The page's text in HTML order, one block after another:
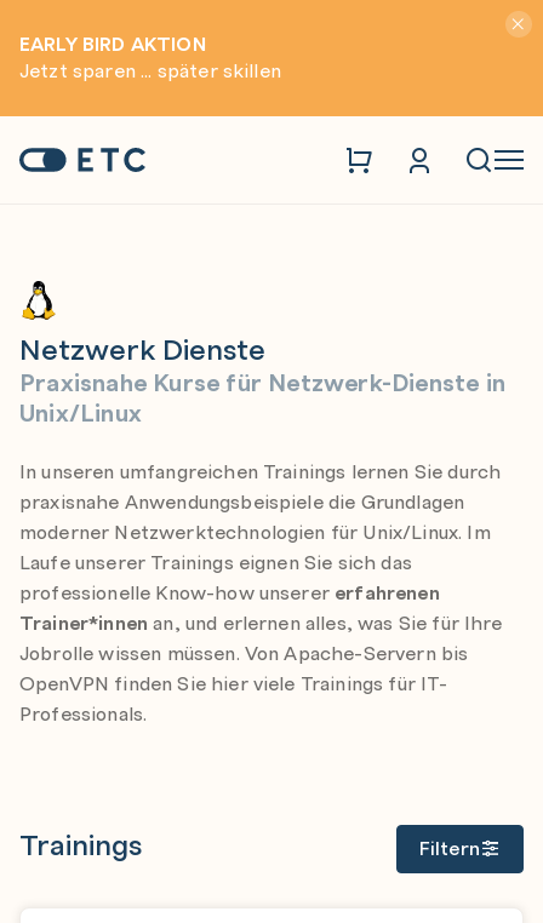
EARLY BIRD AKTION
Jetzt sparen ... später skillen
Startseite: ETC
Unix Linux Netzwerk Dienste
Netzwerk Dienste
Praxisnahe Kurse für Netzwerk-Dienste in
Unix/Linux
In unseren umfangreichen Trainings lernen Sie durch
praxisnahe Anwendungsbeispiele die Grundlagen
moderner Netzwerktechnologien für Unix/Linux. Im
Laufe unserer Trainings eignen Sie sich das
professionelle Know-how unserer erfahrenen
Trainer*innen an, und erlernen alles, was Sie für Ihre
Jobrolle wissen müssen. Von Apache-Servern bis
OpenVPN finden Sie hier viele Trainings für IT-
Professionals.
Trainings Filtern